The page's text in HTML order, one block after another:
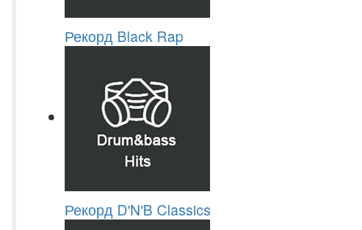
Рекорд Black Rap
Рекорд D'N'B Classics